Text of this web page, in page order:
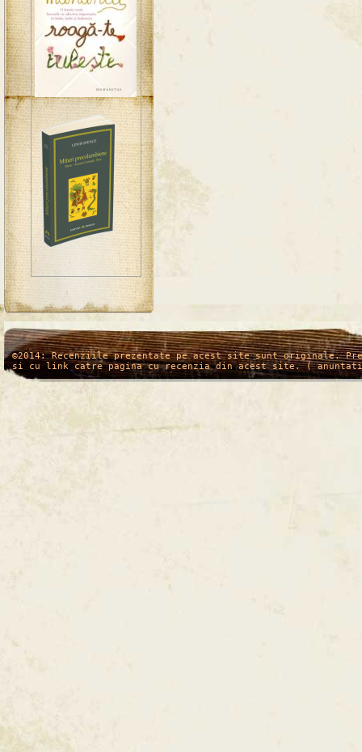
/* */
©2014: Recenziile prezentate pe acest site sunt originale.
si cu link catre pagina cu recenzia din acest site. (